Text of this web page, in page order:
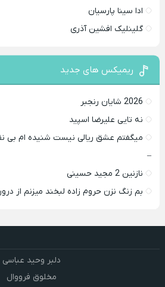
ادا سینا پارسیان
گلینلیک افشین آذری
ریمیکس های جدید
2026 شایان رنجبر
نه تایی علیرضا اسپید
میگفتم عشق ریالی نیست شنیده ام بی
–
نازنین 2 مجید حسینی
بم زنگ نزن حروم زاده لبخند میزنم از
دلبر وحید عباسی
مخلوق فرووال